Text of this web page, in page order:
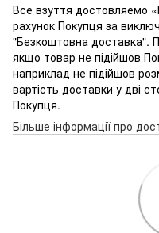
Все взуття достовляемо
рахунок Покупця за
"Безкоштовна доставка".
якщо товар не підійшов
наприклад не підійшов
вартість доставки у дві
Покупця.
Більше інформації про